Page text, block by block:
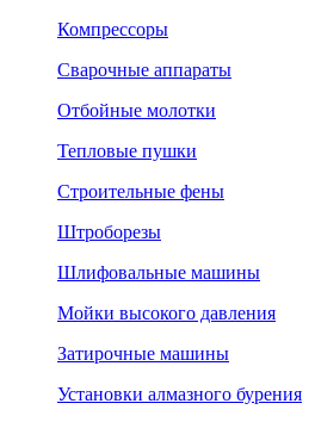
Компрессоры
Сварочные аппараты
Отбойные молотки
Тепловые пушки
Строительные фены
Штроборезы
Шлифовальные машины
Мойки высокого давления
Затирочные машины
Установки алмазного бурения